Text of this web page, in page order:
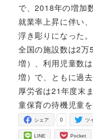
で、2018年の増加
就業率上昇に伴い
浮き彫りになった。
全国の施設数は2
増）、利用児童数
増）で、ともに過
厚労省は21年度末
童保育の待機児童
0
シェア ツ
LINE Pocket